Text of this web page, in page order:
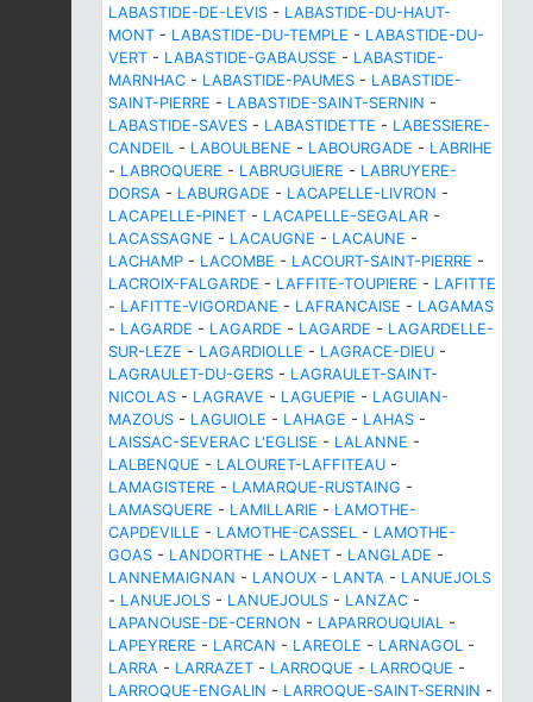
LABASTIDE-DE-LEVIS - LABASTIDE-DU-HAUT-
MONT - LABASTIDE-DU-TEMPLE - LABASTIDE-DU-
VERT - LABASTIDE-GABAUSSE - LABASTIDE-
MARNHAC - LABASTIDE-PAUMES - LABASTIDE-
SAINT-PIERRE - LABASTIDE-SAINT-SERNIN -
LABASTIDE-SAVES - LABASTIDETTE - LABESSIERE-
CANDEIL - LABOULBENE - LABOURGADE - LABRIHE
- LABROQUERE - LABRUGUIERE - LABRUYERE-
DORSA - LABURGADE - LACAPELLE-LIVRON -
LACAPELLE-PINET - LACAPELLE-SEGALAR -
LACASSAGNE - LACAUGNE - LACAUNE -
LACHAMP - LACOMBE - LACOURT-SAINT-PIERRE -
LACROIX-FALGARDE - LAFFITE-TOUPIERE - LAFITTE
- LAFITTE-VIGORDANE - LAFRANCAISE - LAGAMAS
- LAGARDE - LAGARDE - LAGARDE - LAGARDELLE-
SUR-LEZE - LAGARDIOLLE - LAGRACE-DIEU -
LAGRAULET-DU-GERS - LAGRAULET-SAINT-
NICOLAS - LAGRAVE - LAGUEPIE - LAGUIAN-
MAZOUS - LAGUIOLE - LAHAGE - LAHAS -
LAISSAC-SEVERAC L'EGLISE - LALANNE -
LALBENQUE - LALOURET-LAFFITEAU -
LAMAGISTERE - LAMARQUE-RUSTAING -
LAMASQUERE - LAMILLARIE - LAMOTHE-
CAPDEVILLE - LAMOTHE-CASSEL - LAMOTHE-
GOAS - LANDORTHE - LANET - LANGLADE -
LANNEMAIGNAN - LANOUX - LANTA - LANUEJOLS
- LANUEJOLS - LANUEJOULS - LANZAC -
LAPANOUSE-DE-CERNON - LAPARROUQUIAL -
LAPEYRERE - LARCAN - LAREOLE - LARNAGOL -
LARRA - LARRAZET - LARROQUE - LARROQUE -
LARROQUE-ENGALIN - LARROQUE-SAINT-SERNIN -